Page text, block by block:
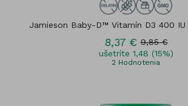
Jamieson Baby-D™ Vitamín D3 400 IU
8,37 € 9,85 €
ušetríte 1,48 (15%)
2 Hodnotenia